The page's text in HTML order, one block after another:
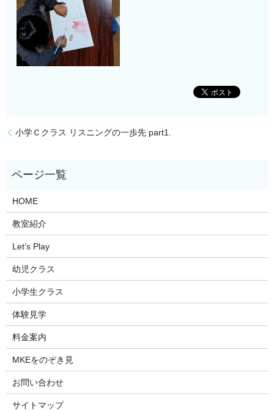
小学Ｃクラス リスニングの一歩先 part1.
HOME
教室紹介
Let’s Play
幼児クラス
小学生クラス
体験見学
料金案内
MKEをのぞき見
お問い合わせ
サイトマップ